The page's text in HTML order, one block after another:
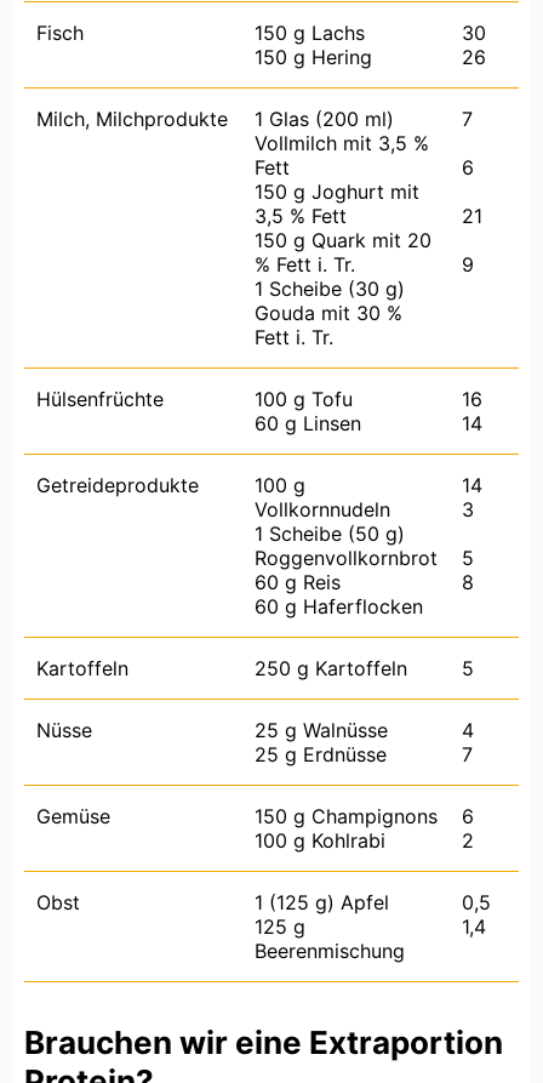
Fisch
150 g Lachs
150 g Hering
30
26
Milch, Milchprodukte
1 Glas (200 ml)
Vollmilch mit 3,5 %
Fett
150 g Joghurt mit
3,5 % Fett
150 g Quark mit 20
% Fett i. Tr.
1 Scheibe (30 g)
Gouda mit 30 %
Fett i. Tr.
7
6
21
9
Hülsenfrüchte
100 g Tofu
60 g Linsen
16
14
Getreideprodukte
100 g
Vollkornnudeln
1 Scheibe (50 g)
Roggenvollkornbrot
60 g Reis
60 g Haferflocken
14
3
5
8
Kartoffeln 250 g Kartoffeln 5
Nüsse
25 g Walnüsse
25 g Erdnüsse
4
7
Gemüse
150 g Champignons
100 g Kohlrabi
6
2
Obst
1 (125 g) Apfel
125 g
Beerenmischung
0,5
1,4
Brauchen wir eine Extraportion